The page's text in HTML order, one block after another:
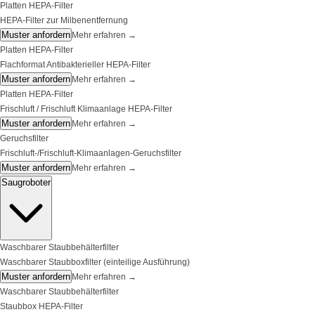
Platten HEPA-Filter
HEPA-Filter zur Milbenentfernung
Muster anfordern Mehr erfahren →
Platten HEPA-Filter
Flachformat Antibakterieller HEPA-Filter
Muster anfordern Mehr erfahren →
Platten HEPA-Filter
Frischluft / Frischluft Klimaanlage HEPA-Filter
Muster anfordern Mehr erfahren →
Geruchsfilter
Frischluft-/Frischluft-Klimaanlagen-Geruchsfilter
Muster anfordern Mehr erfahren →
Saugroboter
Waschbarer Staubbehälterfilter
Waschbarer Staubboxfilter (einteilige Ausführung)
Muster anfordern Mehr erfahren →
Waschbarer Staubbehälterfilter
Staubbox HEPA-Filter